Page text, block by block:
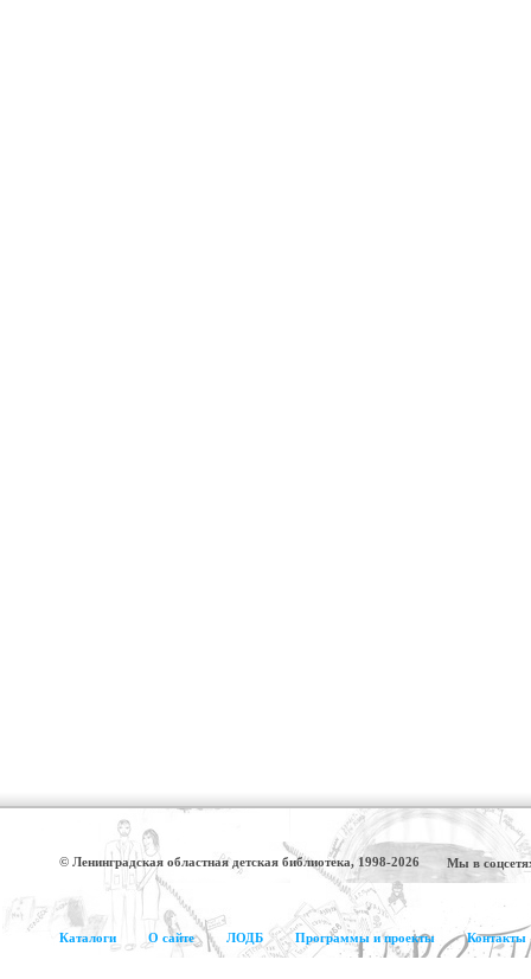
© Ленинградская областная детская библиотека, 1998-2026 Мы в
Каталоги О сайте ЛОДБ Программы и проекты Контакты